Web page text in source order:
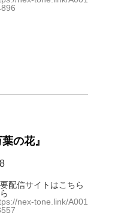
の花』
配信サイトはこちら
nex-tone.link/A001